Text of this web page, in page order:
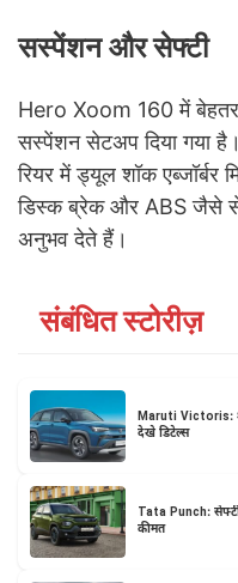
सस्पेंशन और सेफ्टी
Hero Xoom 160 में
सस्पेंशन सेटअप दिया गया
रियर में ड्यूल शॉक एब्जॉर्बर
डिस्क ब्रेक और ABS जैसे
अनुभव देते हैं।
संबंधित स्टोरीज़
Maruti Victoris:
देखे डिटेल्स
Tata Punch:
कीमत